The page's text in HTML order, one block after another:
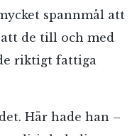
spannmål att
de till och med
riktigt fattiga
Här hade han –